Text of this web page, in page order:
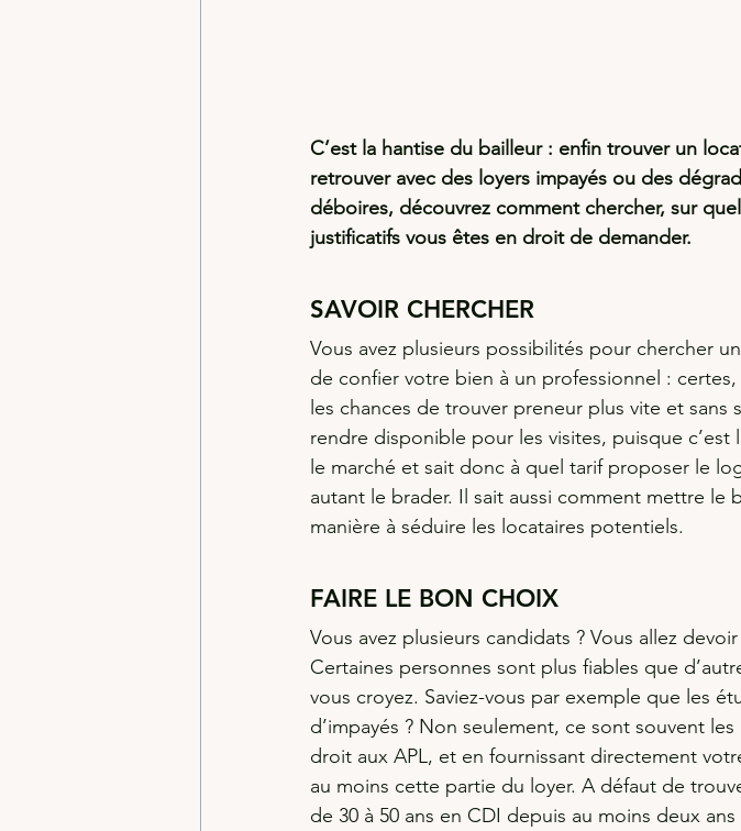
C’est la hantise du bailleur : enfin trouver un
retrouver avec des loyers impayés ou des
déboires, découvrez comment chercher, sur
justificatifs vous êtes en droit de demander.
SAVOIR CHERCHER
Vous avez plusieurs possibilités pour chercher
de confier votre bien à un professionnel :
les chances de trouver preneur plus vite et sans
rendre disponible pour les visites, puisque c’est
le marché et sait donc à quel tarif proposer le
autant le brader. Il sait aussi comment mettre le
manière à séduire les locataires potentiels.
FAIRE LE BON CHOIX
Vous avez plusieurs candidats ? Vous allez
Certaines personnes sont plus fiables que
vous croyez. Saviez-vous par exemple que les
d’impayés ? Non seulement, ce sont souvent
droit aux APL, et en fournissant directement
au moins cette partie du loyer. A défaut de
de 30 à 50 ans en CDI depuis au moins deux